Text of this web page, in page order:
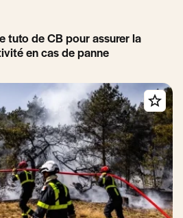
tuto de CB pour assurer la
en cas de panne